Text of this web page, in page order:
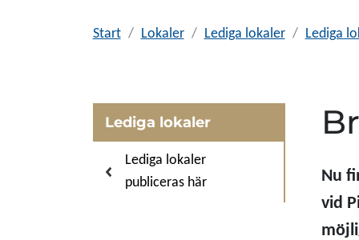
Start Lokaler Lediga lokaler Lediga
Lediga lokaler
Lediga lokaler
publiceras här
Nu
vid